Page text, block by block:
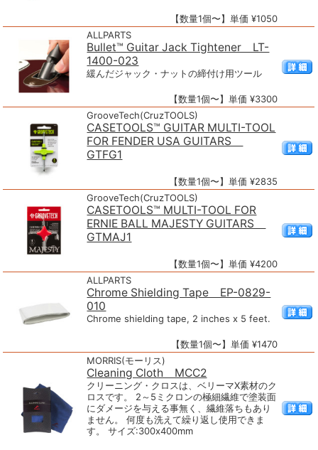
【数量1個〜】単価 ¥1050
ALLPARTS
Bullet™ Guitar Jack Tightener LT-
1400-023
緩んだジャック・ナットの締付け用ツール
【数量1個〜】単価 ¥3300
GrooveTech(CruzTOOLS)
CASETOOLS™ GUITAR MULTI-TOOL
FOR FENDER USA GUITARS
GTFG1
【数量1個〜】単価 ¥2835
GrooveTech(CruzTOOLS)
CASETOOLS™ MULTI-TOOL FOR
ERNIE BALL MAJESTY GUITARS
GTMAJ1
【数量1個〜】単価 ¥4200
ALLPARTS
Chrome Shielding Tape EP-0829-
010
Chrome shielding tape, 2 inches x 5 feet.
【数量1個〜】単価 ¥1470
MORRIS(モーリス)
Cleaning Cloth MCC2
クリーニング・クロスは、ベリーマX素材のク
ロスです。 2～5ミクロンの極細繊維で塗装面
にダメージを与える事無く、繊維落ちもあり
ません。 何度も洗えて繰り返し使用できま
す。 サイズ:300x400mm